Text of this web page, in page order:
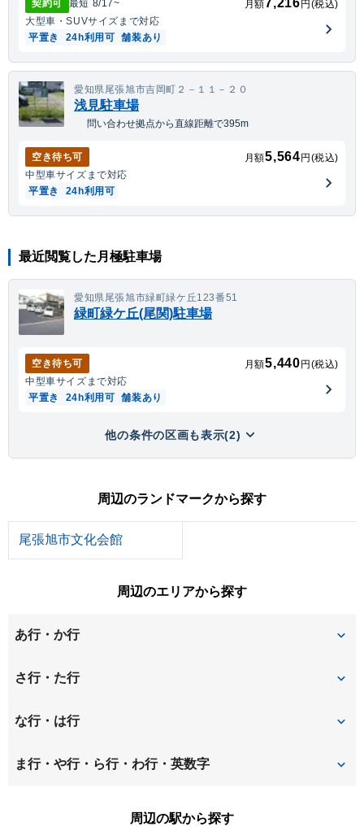
契約可 最短 8/17~ 月額
円(税込)
大型車・SUVサイズまで対応
平置き
24h利用可 舗装あり
愛知県尾張旭市吉岡町２－１１－２０
浅見駐車場
問い合わせ拠点から直線距離で395m
空き待ち可 月額5,564円(税込)
中型車サイズまで対応
平置き
24h利用可
最近閲覧した月極駐車場
愛知県尾張旭市緑町緑ケ丘123番51
緑町緑ケ丘(尾関)駐車場
空き待ち可 月額5,440円(税込)
中型車サイズまで対応
平置き
24h利用可 舗装あり
他の条件の区画も表示(2)
周辺のランドマークから探す
尾張旭市文化会館
周辺のエリアから探す
あ行・か行
朝日が丘
天子田
井戸金町
さ行・た行
作田
桜ケ丘町西 桜作
な行・は行
仲田 西浦
ま行・や行・ら行・わ行・英数字
周辺の駅から探す